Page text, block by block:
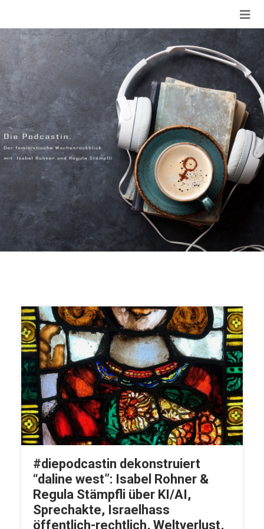
#diepodcastin dekonstruiert
“daline west”: Isabel Rohner &
Regula Stämpfli über KI/AI,
Sprechakte, Israelhass
öffentlich-rechtlich, Weltverlust,